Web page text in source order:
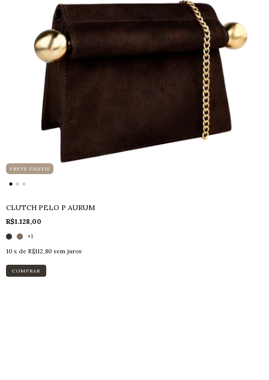
FRETE GRÁTIS
CLUTCH PELO P AURUM
R$1.128,00
+1
10 x de R$112,80 sem juros
COMPRAR